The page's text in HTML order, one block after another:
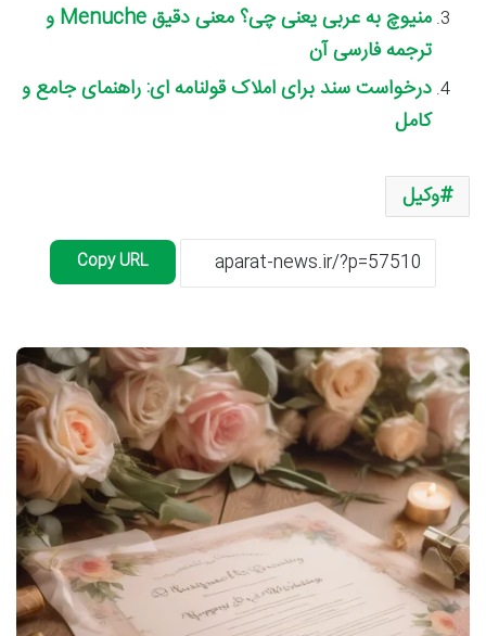
منیوچ به عربی یعنی چی؟ معنی دقیق Menuche و
ترجمه فارسی آن
درخواست سند برای املاک قولنامه ای: راهنمای جامع و
کامل
وکیل
Copy URL